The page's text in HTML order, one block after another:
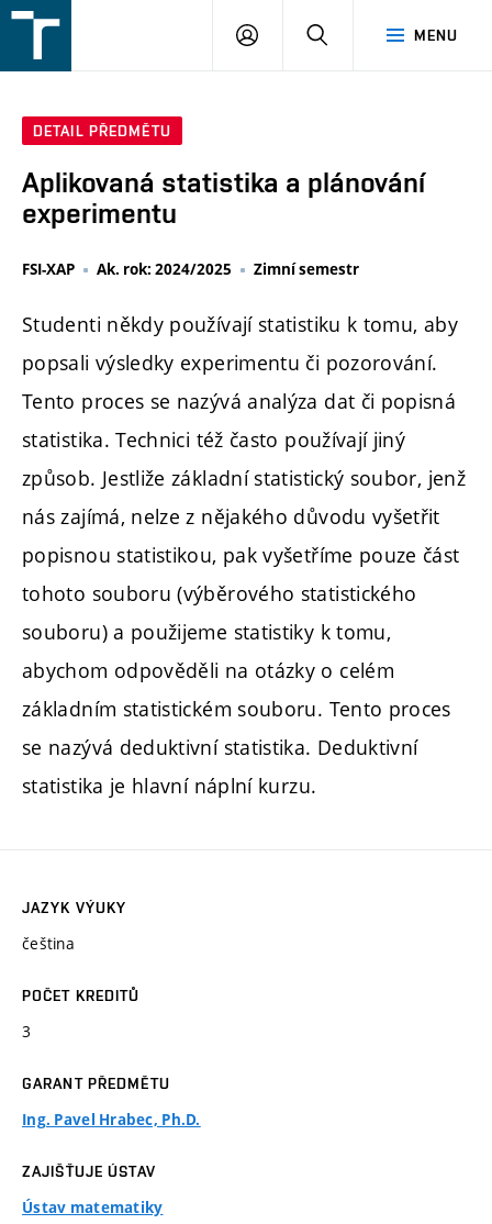
v
MENU
PŘIHLÁŠENÍ
DETAIL PŘEDMĚTU
Aplikovaná statistika a plánování
experimentu
FSI-XAP Ak. rok: 2024/2025 Zimní semestr
Studenti někdy používají statistiku k tomu, aby
popsali výsledky experimentu či pozorování.
Tento proces se nazývá analýza dat či popisná
statistika. Technici též často používají jiný
způsob. Jestliže základní statistický soubor, jenž
nás zajímá, nelze z nějakého důvodu vyšetřit
popisnou statistikou, pak vyšetříme pouze část
tohoto souboru (výběrového statistického
souboru) a použijeme statistiky k tomu,
abychom odpověděli na otázky o celém
základním statistickém souboru. Tento proces
se nazývá deduktivní statistika. Deduktivní
statistika je hlavní náplní kurzu.
JAZYK VÝUKY
čeština
POČET KREDITŮ
3
GARANT PŘEDMĚTU
Ing. Pavel Hrabec, Ph.D.
ZAJIŠŤUJE ÚSTAV
Ústav matematiky